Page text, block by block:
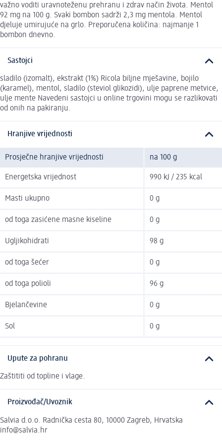
važno voditi uravnoteženu prehranu i zdrav način života. Mentol
92 mg na 100 g. Svaki bombon sadrži 2,3 mg mentola. Mentol
djeluje umirujuće na grlo. Preporučena količina: najmanje 1
bombon dnevno.
Sastojci
sladilo (izomalt), ekstrakt (1%) Ricola biljne mješavine, bojilo
(karamel), mentol, sladilo (steviol glikozidi), ulje paprene metvice,
ulje mente Navedeni sastojci u online trgovini mogu se razlikovati
od onih na pakiranju.
Hranjive vrijednosti
Prosječne hranjive vrijednosti na 100 g
Energetska vrijednost 990 kJ / 235 kcal
Masti ukupno 0 g
od toga zasićene masne kiseline 0 g
Ugljikohidrati 98 g
od toga šećer 0 g
od toga polioli 96 g
Bjelančevine 0 g
Sol 0 g
Upute za pohranu
Zaštititi od topline i vlage.
Proizvođač/Uvoznik
Salvia d.o.o. Radnička cesta 80, 10000 Zagreb, Hrvatska
info@salvia.hr